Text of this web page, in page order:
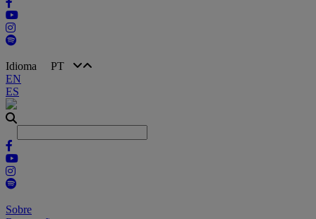
Idioma PT
EN
ES
Sobre